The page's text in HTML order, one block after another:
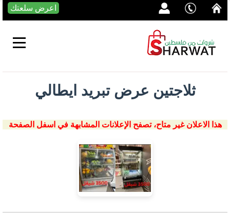
اعرض سلعتك
ثلاجتين عرض تبريد ايطالي
هذا الاعلان غير متاح، تصفح الإعلانات المشابهة في اسفل الصفحة